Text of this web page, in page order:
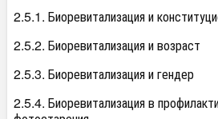
2.5.1. Биоревитализация и
2.5.2. Биоревитализация и возраст
2.5.3. Биоревитализация и гендер
2.5.4. Биоревитализация в